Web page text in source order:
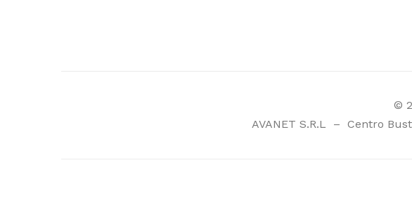
©
AVANET S.R.L
– Centro